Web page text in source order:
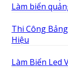
Làm biển
Thi Công
Hiệu
Làm Biển Led